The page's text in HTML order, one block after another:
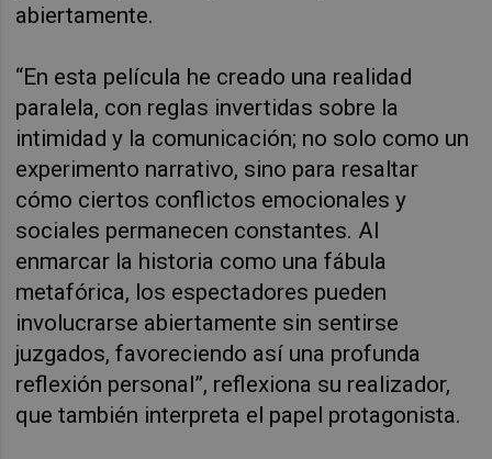
abiertamente.
“En esta película he creado una realidad
paralela, con reglas invertidas sobre la
intimidad y la comunicación; no solo como un
experimento narrativo, sino para resaltar
cómo ciertos conflictos emocionales y
sociales permanecen constantes. Al
enmarcar la historia como una fábula
metafórica, los espectadores pueden
involucrarse abiertamente sin sentirse
juzgados, favoreciendo así una profunda
reflexión personal”, reflexiona su realizador,
que también interpreta el papel protagonista.